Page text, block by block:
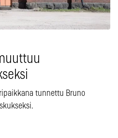
tunnettu Bruno